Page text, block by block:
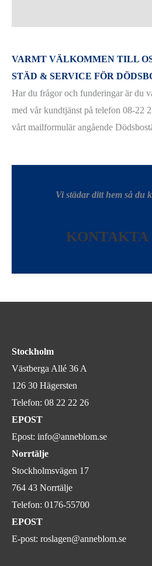
VARMT VÄLKOMMEN TILL
STÄD & SERVICE FÖR
Har du frågor och funderingar är du
med vår kundtjänst på telefon 08-22
vårt mailformulär angående
Vi städar ditt hem så du
KONTAKTA
Stockholm
Västberga Allé 36 A
126 30 Hägersten
Telefon: 08 22 22 26
EPOST
Epost: info@anneblom.se
Norrtälje
Stockholmsvägen 17
764 43 Norrtälje
Telefon: 0176-55700
EPOST
E-post: roslagen@anneblom.se